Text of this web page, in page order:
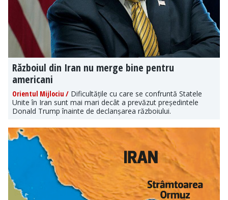
Războiul din Iran nu merge bine pentru
americani
Orientul Mijlociu / Dificultățile cu care se confruntă Statele
Unite în Iran sunt mai mari decât a prevăzut președintele
Donald Trump înainte de declanșarea războiului.